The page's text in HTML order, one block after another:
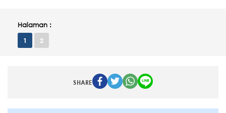
Halaman :
1 2
SHARE